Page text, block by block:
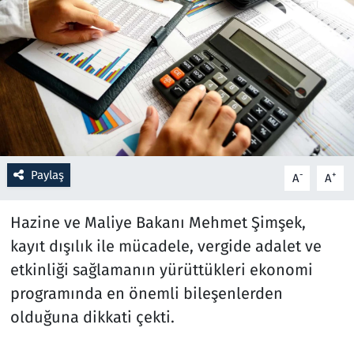
Paylaş A- A+
Hazine ve Maliye Bakanı Mehmet Şimşek,
kayıt dışılık ile mücadele, vergide adalet ve
etkinliği sağlamanın yürüttükleri ekonomi
programında en önemli bileşenlerden
olduğuna dikkati çekti.
Resmi İlanlar
Rüya Tabirleri
Sağlık
Savunma Sanayi
Seçim 2023
Teknoloji ve Bilim
Televizyon